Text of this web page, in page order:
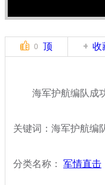
0 顶 收
海军护航编队成功
关键词：海军护航编
分类名称： 军情直击